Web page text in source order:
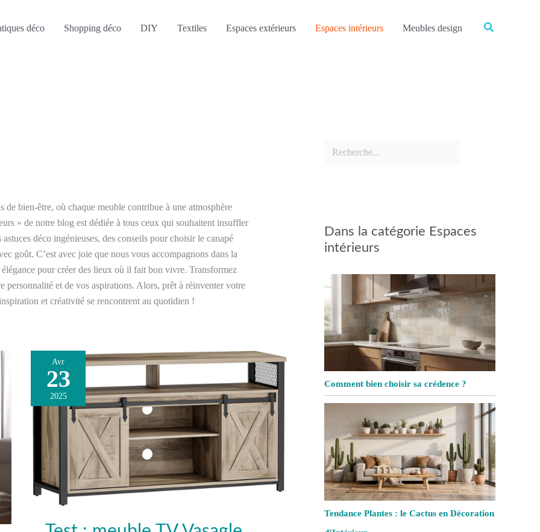
déco Shopping déco DIY Textiles Espaces extérieurs Espaces intérieurs Meubles design Rechercher
bien-être, où chaque meuble contribue à une atmosphère
» de notre blog est dédiée à tous ceux qui souhaitent insuffler
déco ingénieuses, des conseils pour choisir le canapé
goût. C’est avec joie que nous vous accompagnons dans la
pour créer des lieux où il fait bon vivre. Transformez
personnalité et de vos aspirations. Alors, prêt à réinventer votre
et créativité se rencontrent au quotidien !
Avr
23
2025
Test
:
meuble
TV
Vasagle
LTV46B50,
élégant
modulable
Dans la catégorie Espaces
intérieurs
Comment bien choisir sa crédence ?
Tendance Plantes : le Cactus en Décoration